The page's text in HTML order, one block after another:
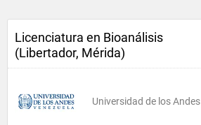
Licenciatura en Bioanálisis
(Libertador, Mérida)
Universidad de los Andes